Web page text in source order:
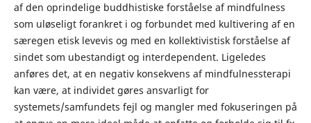
af den oprindelige buddhistiske forståelse af mind­fulness
som uløseligt forankret i og forbundet med kultivering af en
særegen etisk levevis og med en kollektivistisk forståelse af
sindet som ubestandigt og interdependent. Ligeledes
anføres det, at en negativ konsekvens af mindfulnessterapi
kan være, at individet gøres ansvarligt for
systemets/samfundets fejl og mangler med fokuseringen på